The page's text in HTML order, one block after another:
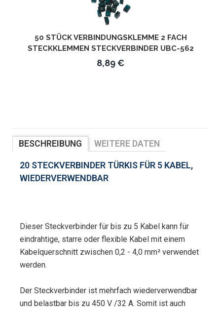
50 STÜCK VERBINDUNGSKLEMME 2 FACH
STECKKLEMMEN STECKVERBINDER UBC-562
8,89 €
BESCHREIBUNG
WEITERE DATEN
20 STECKVERBINDER TÜRKIS FÜR 5 KABEL,
WIEDERVERWENDBAR
Dieser Steckverbinder für bis zu 5 Kabel kann für
eindrahtige, starre oder flexible Kabel mit einem
Kabelquerschnitt zwischen 0,2 - 4,0 mm² verwendet
werden.
Der Steckverbinder ist mehrfach wiederverwendbar
und belastbar bis zu 450 V /32 A. Somit ist auch